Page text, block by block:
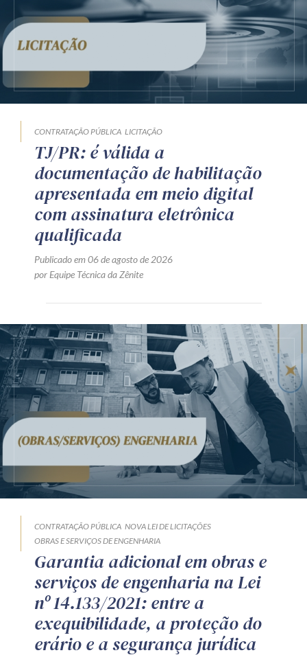
CONTRATAÇÃO PÚBLICA LICITAÇÃO
TJ/PR: é válida a
documentação de habilitação
apresentada em meio digital
com assinatura eletrônica
qualificada
Publicado em 06 de agosto de 2026
por Equipe Técnica da Zênite
CONTRATAÇÃO PÚBLICA NOVA LEI DE LICITAÇÕES
OBRAS E SERVIÇOS DE ENGENHARIA
Garantia adicional em obras e
serviços de engenharia na Lei
nº 14.133/2021: entre a
exequibilidade, a proteção do
erário e a segurança jurídica